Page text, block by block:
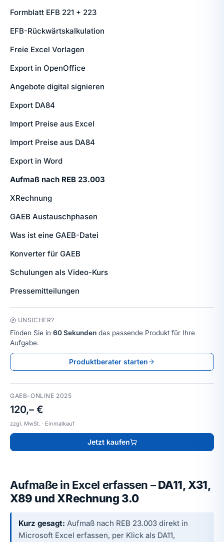
Aufmaße in Excel erfassen – DA11, X31,
X89 und XRechnung 3.0
Kurz gesagt: Aufmaß nach REB 23.003 direkt in
Microsoft Excel erfassen, per Klick als DA11,
Formblatt EFB 221 + 223
EFB-Rückwärtskalkulation
Freie Excel Vorlagen
Export in OpenOffice
Angebote digital signieren
Export DA84
Import Preise aus Excel
Import Preise aus DA84
Export in Word
Aufmaß nach REB 23.003
XRechnung
GAEB Austauschphasen
Was ist eine GAEB-Datei
Konverter für GAEB
Schulungen als Video-Kurs
Pressemitteilungen
UNSICHER?
Finden Sie in 60 Sekunden das passende Produkt für Ihre
Aufgabe.
Produktberater starten
GAEB-ONLINE 2025
120,– €
zzgl. MwSt. · Einmalkauf
Jetzt kaufen